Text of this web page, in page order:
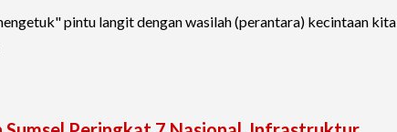
pintu langit dengan wasilah (perantara) kecintaan kita